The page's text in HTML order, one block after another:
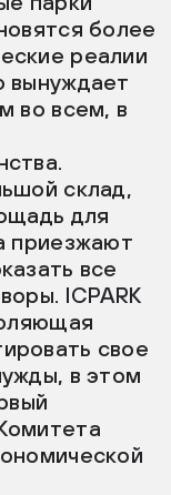
более
реалии
вынуждает
во всем, в
склад,
для
приезжают
все
ICPARK
свое
в этом